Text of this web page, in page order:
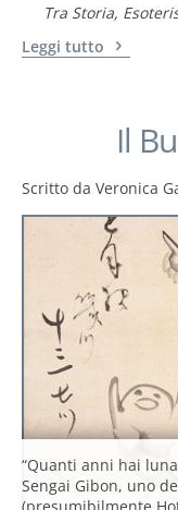
Tra Storia,
Leggi tutto
Il
Scritto da Veronica
“Quanti anni hai
Sengai Gibon, uno